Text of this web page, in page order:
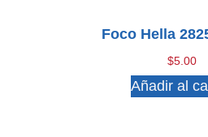
Foco Hella
$5.00
Añadir al